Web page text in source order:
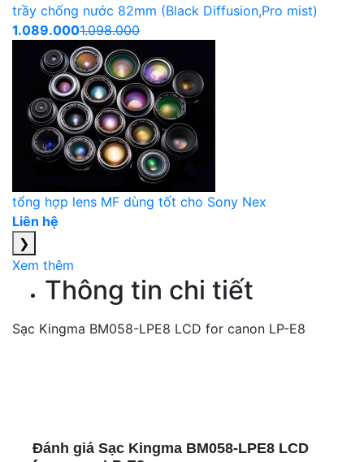
trầy chống nước 82mm (Black Diffusion,Pro mist)
1.089.0001.098.000
tổng hợp lens MF dùng tốt cho Sony Nex
Liên hệ
❯
Xem thêm
Thông tin chi tiết
Sạc Kingma BM058-LPE8 LCD for canon LP-E8
Đánh giá Sạc Kingma BM058-LPE8 LCD